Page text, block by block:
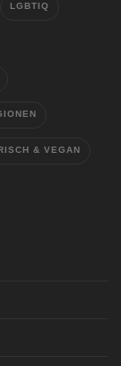
LGBTIQ
& VEGAN